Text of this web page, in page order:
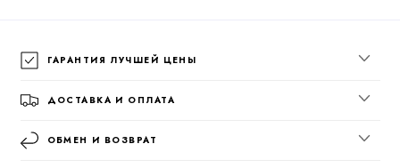
ГАРАНТИЯ ЛУЧШЕЙ ЦЕНЫ
ДОСТАВКА И ОПЛАТА
ОБМЕН И ВОЗВРАТ